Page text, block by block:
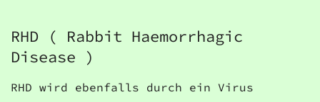
RHD ( Rabbit Haemorrhagic
Disease )
RHD wird ebenfalls durch ein Virus